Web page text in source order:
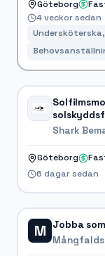
Göteborg
4 veckor sedan
Shark
Göteborg
6 dagar sedan
M Jobba